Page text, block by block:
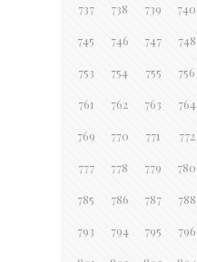
737 738 739 740
745 746 747 748
753 754 755 756
761 762 763 764
769 770 771 772
777 778 779 780
785 786 787 788
793 794 795 796